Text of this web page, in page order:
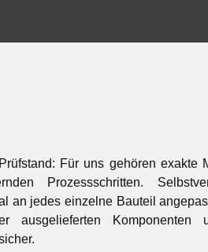
Für uns gehören exakte
Prozessschritten.
an jedes einzelne Bauteil
ausgelieferten